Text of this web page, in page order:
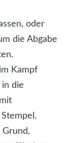
oder
die Abgabe
Kampf
die
Grund,